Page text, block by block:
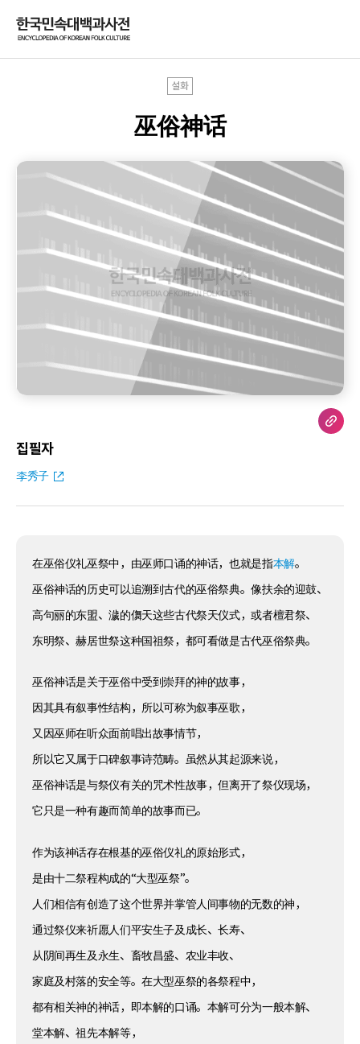
설화
巫俗神话
집필자
李秀子
在巫俗仪礼巫祭中，由巫师口诵的神话，也就是指本解。
巫俗神话的历史可以追溯到古代的巫俗祭典。像扶余的迎鼓、
高句丽的东盟、濊的儛天这些古代祭天仪式，或者檀君祭、
东明祭、赫居世祭这种国祖祭，都可看做是古代巫俗祭典。
巫俗神话是关于巫俗中受到崇拜的神的故事，
因其具有叙事性结构，所以可称为叙事巫歌，
又因巫师在听众面前唱出故事情节，
所以它又属于口碑叙事诗范畴。虽然从其起源来说，
巫俗神话是与祭仪有关的咒术性故事，但离开了祭仪现场，
它只是一种有趣而简单的故事而已。
作为该神话存在根基的巫俗仪礼的原始形式，
是由十二祭程构成的“大型巫祭”。
人们相信有创造了这个世界并掌管人间事物的无数的神，
通过祭仪来祈愿人们平安生子及成长、长寿、
从阴间再生及永生、畜牧昌盛、农业丰收、
家庭及村落的安全等。在大型巫祭的各祭程中，
都有相关神的神话，即本解的口诵。本解可分为一般本解、
堂本解、祖先本解等，